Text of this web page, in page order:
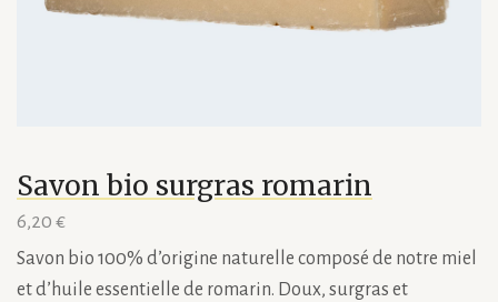
Savon bio surgras romarin
6,20 €
Savon bio 100% d’origine naturelle composé de notre miel
et d’huile essentielle de romarin. Doux, surgras et